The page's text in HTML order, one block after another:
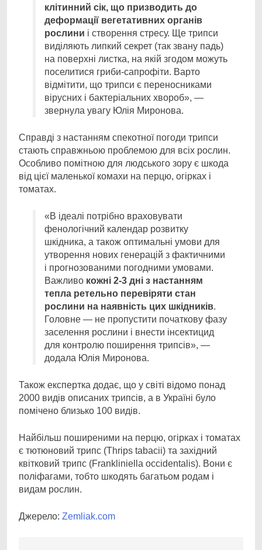
клітинний сік, що призводить до
деформації вегетативних органів
рослини і створення стресу. Ще трипси
виділяють липкий секрет (так звану падь)
на поверхні листка, на якій згодом можуть
поселитися гриби-сапрофіти. Варто
відмітити, що трипси є переносниками
вірусних і бактеріальних хвороб», —
звернула увагу Юлія Миронова.
Справді з настанням спекотної погоди трипси
стають справжньою проблемою для всіх рослин.
Особливо помітною для людського зору є шкода
від цієї маленької комахи на перцю, огірках і
томатах.
«В ідеалі потрібно враховувати
фенологічний календар розвитку
шкідника, а також оптимальні умови для
утворення нових генерацій з фактичними
і прогнозованими погодними умовами.
Важливо кожні 2-3 дні з настанням
тепла ретельно перевіряти стан
рослини на наявність цих шкідників.
Головне — не пропустити початкову фазу
заселення рослини і внести інсектицид
для контролю поширення трипсів», —
додала Юлія Миронова.
Також експертка додає, що у світі відомо понад
2000 видів описаних трипсів, а в Україні було
помічено близько 100 видів.
Найбільш поширеними на перцю, огірках і томатах
є тютюновий трипс (Thrips tabacii) та західний
квітковий трипс (Frankliniella occidentalis). Вони є
поліфагами, тобто шкодять багатьом родам і
видам рослин.
Джерело: Zemliak.com